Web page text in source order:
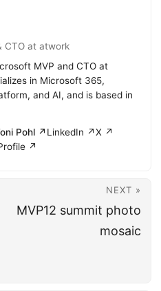
CTO at atwork
MVP and CTO at
in Microsoft 365,
and AI, and is based in
Pohl ↗LinkedIn ↗X ↗
↗
NEXT »
MVP12 summit photo
mosaic